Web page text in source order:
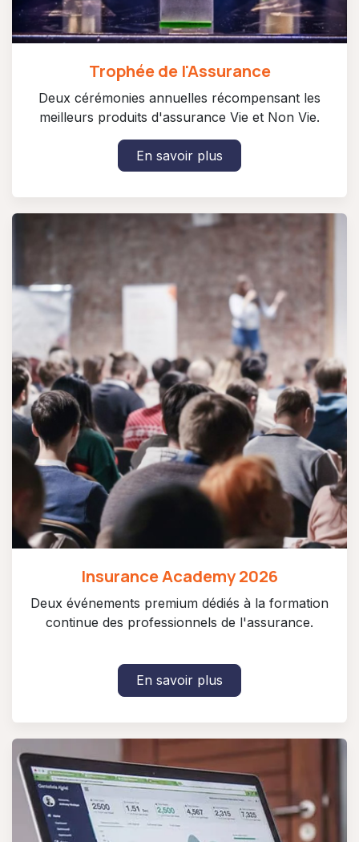
Trophée de l'Assurance
Deux cérémonies annuelles récompensant les
meilleurs produits d'assurance Vie et Non Vie.
En savoir plus
Insurance Academy 2026
Deux événements premium dédiés à la formation
continue des professionnels de l'assurance.
En savoir plus